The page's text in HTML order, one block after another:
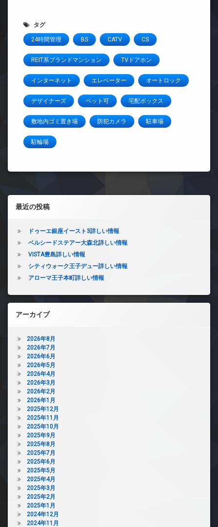
タグ
24時間管理 BS CATV CS
REIT系ブランドマンション TVドアホン
インターネット エレベーター オートロック
デザイナーズ ペット可 宅配ボックス
敷地内ゴミ置き場 防犯カメラ 駐車場
駐輪場
左サイドバー
最近の投稿
ドゥーエ銀座イースト3詳しい情報
ベルシードステアー大森北詳しい情報
VISTA豊島詳しい情報
シティウォーク王子デュー詳しい情報
アローマ王子本町詳しい情報
アーカイブ
2026年8月
2026年7月
2026年6月
2026年5月
2026年4月
2026年3月
2026年2月
2026年1月
2025年12月
2025年11月
2025年10月
2025年9月
2025年8月
2025年7月
2025年6月
2025年5月
2025年4月
2025年3月
2025年2月
2025年1月
2024年12月
2024年11月